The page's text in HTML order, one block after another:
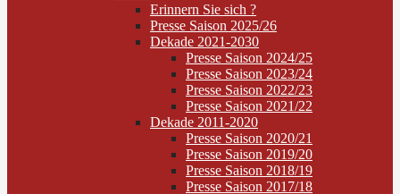
Erinnern Sie sich ?
Presse Saison 2025/26
Dekade 2021-2030
Presse Saison 2024/25
Presse Saison 2023/24
Presse Saison 2022/23
Presse Saison 2021/22
Dekade 2011-2020
Presse Saison 2020/21
Presse Saison 2019/20
Presse Saison 2018/19
Presse Saison 2017/18